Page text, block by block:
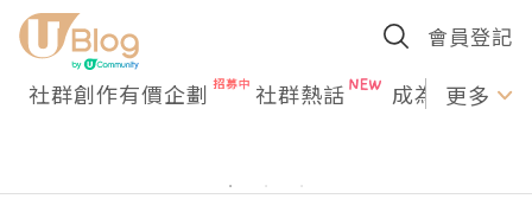
會員登記
社群創作有價企劃 社群熱話 成為U更多